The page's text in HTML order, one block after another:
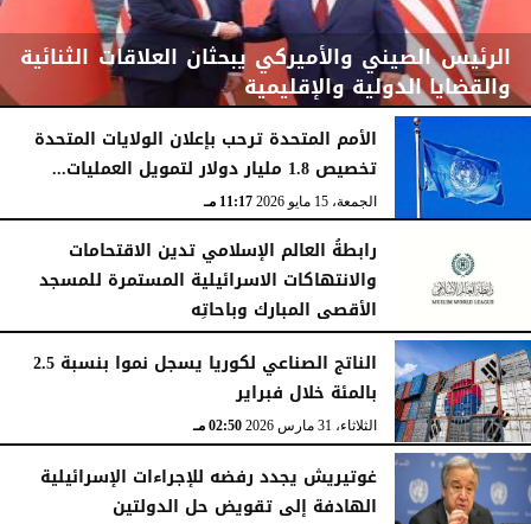
الرئيس الصيني والأميركي يبحثان العلاقات الثنائية
والقضايا الدولية والإقليمية
الجمعة، 15 مايو 2026 11:52 مـ
الأمم المتحدة ترحب بإعلان الولايات المتحدة
تخصيص 1.8 مليار دولار لتمويل العمليات...
الجمعة، 15 مايو 2026 11:17 مـ
رابطةُ العالم الإسلامي تدين الاقتحامات
والانتهاكات الاسرائيلية المستمرة للمسجد
الأقصى المبارك وباحاتِه
الجمعة، 15 مايو 2026 11:09 مـ
الناتج الصناعي لكوريا يسجل نموا بنسبة 2.5
بالمئة خلال فبراير
الثلاثاء، 31 مارس 2026 02:50 مـ
غوتيريش يجدد رفضه للإجراءات الإسرائيلية
الهادفة إلى تقويض حل الدولتين